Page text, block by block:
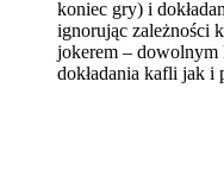
koniec gry) i
ignorując zależności
jokerem – dowolnym
dokładania kafli jak i